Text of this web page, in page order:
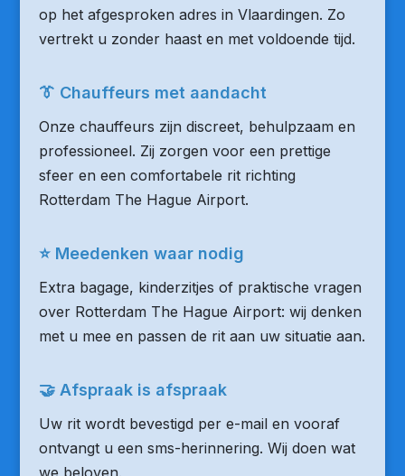
op het afgesproken adres in Vlaardingen. Zo
vertrekt u zonder haast en met voldoende tijd.
👔 Chauffeurs met aandacht
Onze chauffeurs zijn discreet, behulpzaam en
professioneel. Zij zorgen voor een prettige
sfeer en een comfortabele rit richting
Rotterdam The Hague Airport.
⭐ Meedenken waar nodig
Extra bagage, kinderzitjes of praktische vragen
over Rotterdam The Hague Airport: wij denken
met u mee en passen de rit aan uw situatie aan.
🤝 Afspraak is afspraak
Uw rit wordt bevestigd per e-mail en vooraf
ontvangt u een sms-herinnering. Wij doen wat
we beloven.